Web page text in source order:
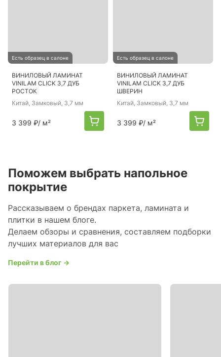
Есть образец в салоне
ВИНИЛОВЫЙ ЛАМИНАТ
VINILAM CLICK 3,7 ДУБ
РОСТОК
Китай, Замковый, 3,7 мм
3 399 ₽/ м²
Есть образец в салоне
ВИНИЛОВЫЙ ЛАМИНАТ
VINILAM CLICK 3,7 ДУБ
ШВЕРИН
Китай, Замковый, 3,7 мм
3 399 ₽/ м²
Поможем выбрать напольное
покрытие
Рассказываем о брендах паркета, ламината и
плитки в нашем блоге.
Делаем обзоры и сравнения, составляем подборки
лучших материалов для вас
Перейти в блог →